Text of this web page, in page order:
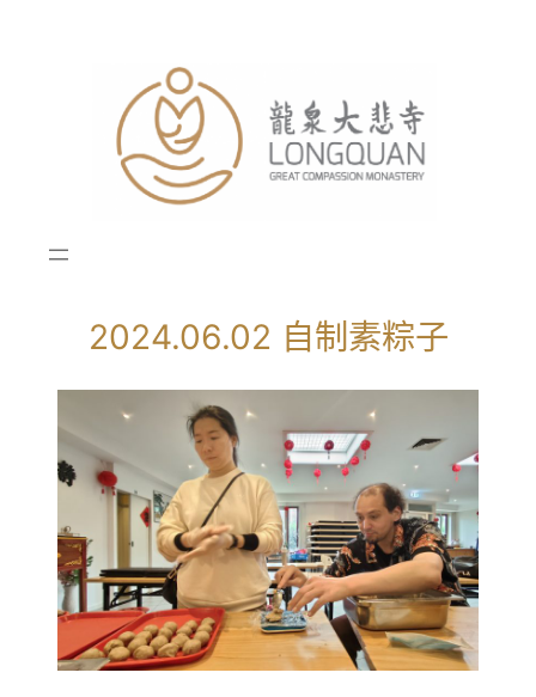
2024.06.02 自制素粽子